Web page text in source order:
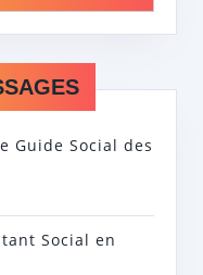
Guide Social des
Social en